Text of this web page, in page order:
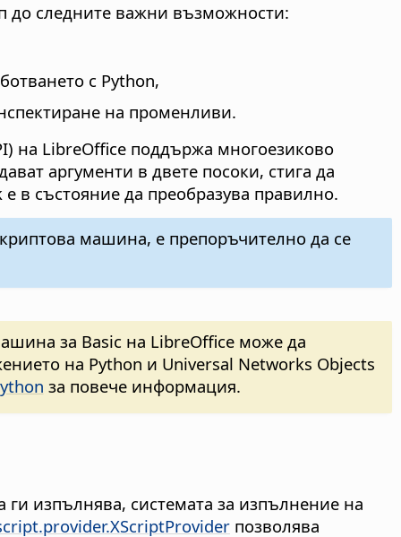
до следните важни възможности:
с Python,
на променливи.
на LibreOffice поддържа многоезиково
аргументи в двете посоки, стига да
в състояние да преобразува правилно.
машина, е препоръчително да се
за Basic на LibreOffice може да
на Python и Universal Networks Objects
за повече информация.
изпълнява, системата за изпълнение на
позволява